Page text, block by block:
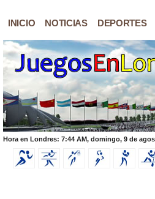
INICIO NOTICIAS DEPORTES
Hora en Londres: 7:44 AM, domingo, 9 de